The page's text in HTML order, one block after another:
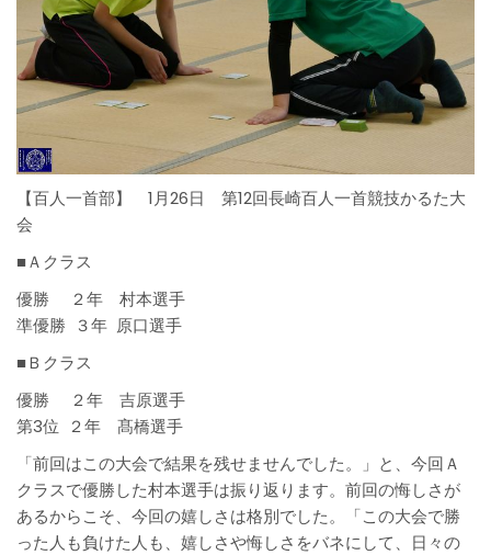
【百人一首部】 1月26日 第12回長崎百人一首競技かるた大
会
■Ａクラス
優勝 ２年 村本選手
準優勝 ３年 原口選手
■Ｂクラス
優勝 ２年 吉原選手
第3位 ２年 髙橋選手
「前回はこの大会で結果を残せませんでした。」と、今回Ａ
クラスで優勝した村本選手は振り返ります。前回の悔しさが
あるからこそ、今回の嬉しさは格別でした。「この大会で勝
った人も負けた人も、嬉しさや悔しさをバネにして、日々の